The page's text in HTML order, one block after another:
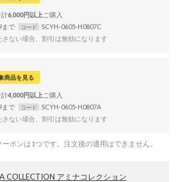
計6,000円以上
まで コード
SCYH-0605-H0807C
ない場合、割引は無効になります
商品を見る
計4,000円以上
まで コード
SCYH-0605-H0807A
ない場合、割引は無効になります
ポンは1つです。注文後の適用はできません。
COLLECTION アミナコレクション